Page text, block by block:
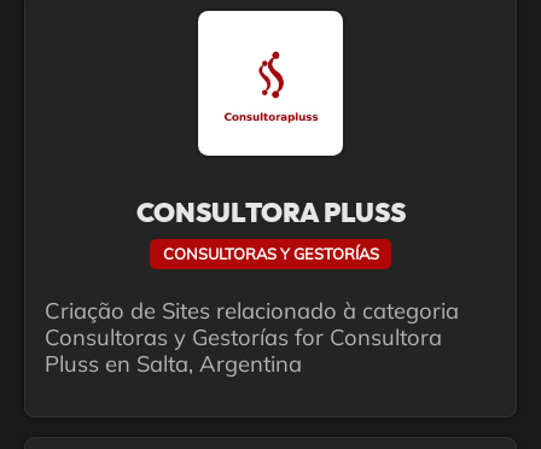
CONSULTORA PLUSS
CONSULTORAS Y GESTORÍAS
Criação de Sites relacionado à categoria
Consultoras y Gestorías for Consultora
Pluss en Salta, Argentina